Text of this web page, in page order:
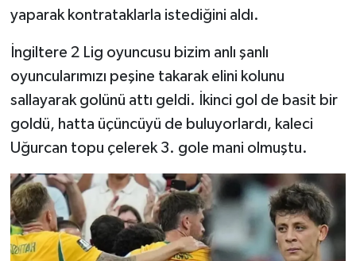
yaparak kontrataklarla istediğini aldı.
İngiltere 2 Lig oyuncusu bizim anlı şanlı
oyuncularımızı peşine takarak elini kolunu
sallayarak golünü attı geldi. İkinci gol de basit bir
goldü, hatta üçüncüyü de buluyorlardı, kaleci
Uğurcan topu çelerek 3. gole mani olmuştu.